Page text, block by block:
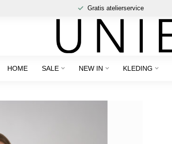
Gratis atelierservice
HOME SALE NEW IN KLEDING